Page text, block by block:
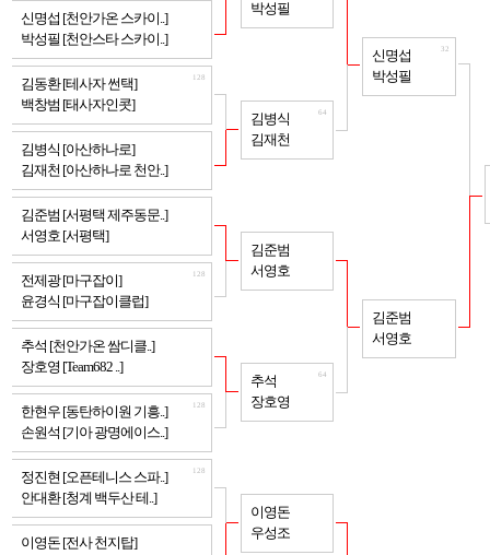
신명섭 [천안가온 스카이..]
박성필 [천안스타 스카이..]
김동환 [테사자 썬택]
백창범 [태사자인콧]
128
김병식 [아산하나로]
김재천 [아산하나로 천안..]
김준범 [서평택 제주동문..]
서영호 [서평택]
전제광 [마구잡이]
윤경식 [마구잡이클럽]
128
추석 [천안가온 쌈디클..]
장호영 [Team682 ..]
한현우 [동탄하이원 기흥..]
손원석 [기아 광명에이스..]
128
정진현 [오픈테니스 스파..]
안대환 [청계 백두산 테..]
128
이영돈 [전사 천지탑]
박성필
김병식
김재천
64
김준범
서영호
추석
장호영
64
이영돈
우성조
신명섭
박성필
32
김준범
서영호